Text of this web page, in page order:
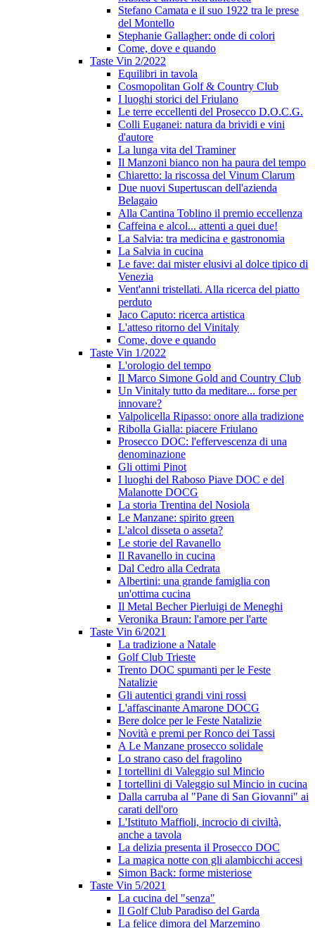
Stefano Camata e il suo 1922 tra le prese
del Montello
Stephanie Gallagher: onde di colori
Come, dove e quando
Taste Vin 2/2022
Equilibri in tavola
Cosmopolitan Golf & Country Club
I luoghi storici del Friulano
Le terre eccellenti del Prosecco D.O.C.G.
Colli Euganei: natura da brividi e vini
d'autore
La lunga vita del Traminer
Il Manzoni bianco non ha paura del tempo
Chiaretto: la riscossa del Vinum Clarum
Due nuovi Supertuscan dell'azienda
Belagaio
Alla Cantina Toblino il premio eccellenza
Caffeina e alcol... attenti a quei due!
La Salvia: tra medicina e gastronomia
La Salvia in cucina
Le fave: dai mister elusivi al dolce tipico di
Venezia
Vent'anni tristellati. Alla ricerca del piatto
perduto
Jaco Caputo: ricerca artistica
L'atteso ritorno del Vinitaly
Come, dove e quando
Taste Vin 1/2022
L'orologio del tempo
Il Marco Simone Gold and Country Club
Un Vinitaly tutto da meditare... forse per
innovare?
Valpolicella Ripasso: onore alla tradizione
Ribolla Gialla: piacere Friulano
Prosecco DOC: l'effervescenza di una
denominazione
Gli ottimi Pinot
I luoghi del Raboso Piave DOC e del
Malanotte DOCG
La storia Trentina del Nosiola
Le Manzane: spirito green
L'alcol disseta o asseta?
Le storie del Ravanello
Il Ravanello in cucina
Dal Cedro alla Cedrata
Albertini: una grande famiglia con
un'ottima cucina
Il Metal Becher Pierluigi de Meneghi
Veronika Braun: l'amore per l'arte
Taste Vin 6/2021
La tradizione a Natale
Golf Club Trieste
Trento DOC spumanti per le Feste
Natalizie
Gli autentici grandi vini rossi
L'affascinante Amarone DOCG
Bere dolce per le Feste Natalizie
Novità e premi per Ronco dei Tassi
A Le Manzane prosecco solidale
Lo strano caso del fragolino
I tortellini di Valeggio sul Mincio
I tortellini di Valeggio sul Mincio in cucina
Dalla carruba al "Pane di San Giovanni" ai
carati dell'oro
L'Istituto Maffioli, incrocio di civiltà,
anche a tavola
La delizia presenta il Prosecco DOC
La magica notte con gli alambicchi accesi
Simon Back: forme misteriose
Taste Vin 5/2021
La cucina del "senza"
Il Golf Club Paradiso del Garda
La felice dimora del Marzemino